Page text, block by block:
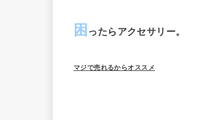
困 ったらアクセサリー。
マジで売れるからオススメ